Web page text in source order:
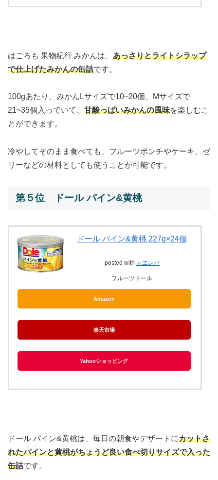
はごろも 果物紀行 みかんは、 あっさりとライトシラップ
で仕上げたみかんの缶詰です。
100gあたり、みかんLサイズで10~20個、Mサイズで
21~35個入っていて、 甘酸っぱいみかんの風味を楽しむこ
とができます。
冷やしてそのまま食べても、フルーツポンチやケーキ、ゼ
リーなどの材料としても使うことが可能です。
第５位 ドール パイン&黄桃
ドール パイン&黄桃 227g×24個
posted with カエレバ
フルーツドール
Amazon
楽天市場
Yahooショッピング
ドール パイン&黄桃は、毎日の朝食やデザートにカットさ
れたパインと黄桃がちょうど良い食べ切りサイズで入った
缶詰です。